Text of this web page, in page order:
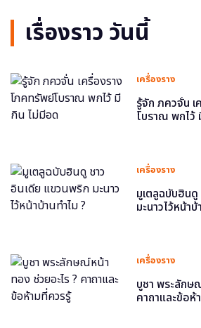
เรื่องราว วันนี้
เครื่องราง
รู้จัก ภควจั่น
โบราณ พกไว้
เครื่องราง
มูเตลูฉบับฮิน
มะนาวไว้หน้าบ้
เครื่องราง
บูชา พระลักษ
คาถาและข้อห้